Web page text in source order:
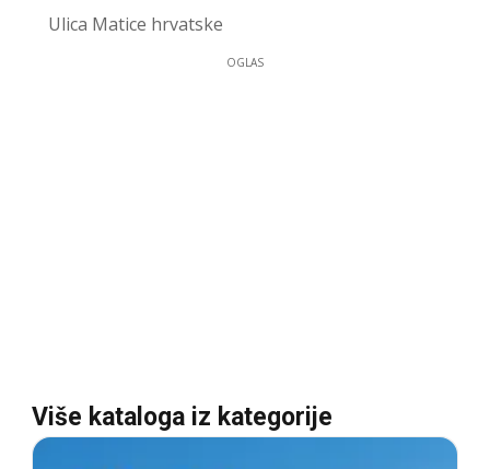
Ulica Matice hrvatske
OGLAS
Više kataloga iz kategorije